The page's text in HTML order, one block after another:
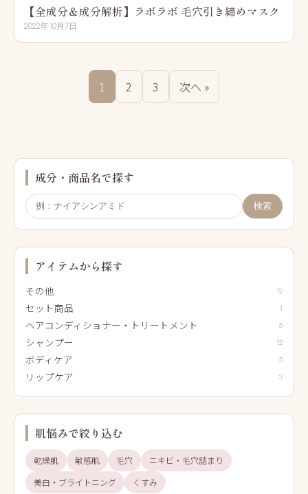
【全成分＆成分解析】ラボラボ 毛穴引き締めマスク
2022年10月7日
1 2 3 次へ »
成分・商品名で探す
検索
アイテムから探す
その他 12
セット商品 1
ヘアコンディショナー・トリートメント 5
シャンプー 12
ボディケア 5
リップケア 3
肌悩みで絞り込む
乾燥肌 敏感肌 毛穴
ニキビ・毛穴詰まり
美白・ブライトニング
くすみ